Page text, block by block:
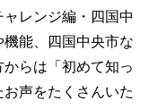
レンジ編・四国中
能、四国中央市な
らは「初めて知っ
声をたくさんいた